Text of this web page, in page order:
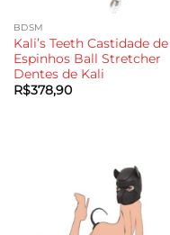
BDSM
Kali’s Teeth Castidade de
Espinhos Ball Stretcher
Dentes de Kali
R$378,90